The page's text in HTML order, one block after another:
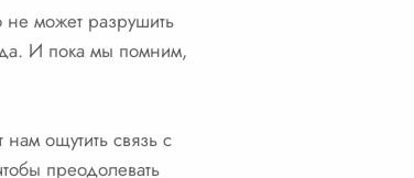
не может разрушить
И пока мы помним,
ощутить связь с
преодолевать